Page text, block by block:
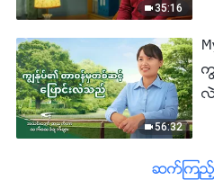
35:16
56:32
က
ဆက္ၾက